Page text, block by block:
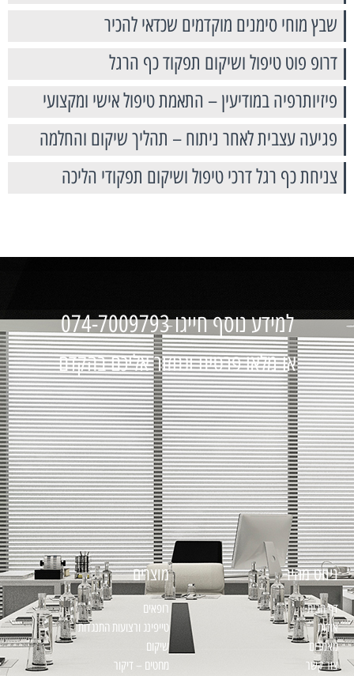
שבץ מוחי סימנים מוקדמים שכדאי להכיר
דרופ פוט טיפול ושיקום תפקוד כף הרגל
פיזיותרפיה במודיעין – התאמת טיפול אישי ומקצועי
פגיעה עצבית לאחר ניתוח – תהליך שיקום והחלמה
צניחת כף רגל דרכי טיפול ושיקום תפקודי הליכה
למידע נוסף חייגו 074-7009793
או מלאו פרטים ונחזור אליכם בהקדם
ניווט מהיר
דף הבית
אודות
מאמרים
צור קשר
מוצרים
רופאים
טייפינג ורצועות התנגדות
שיקום
מחטים – דיקור